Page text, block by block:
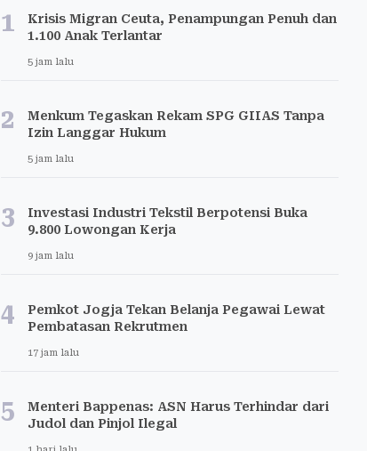
1
Krisis Migran Ceuta, Penampungan Penuh dan
1.100 Anak Terlantar
5 jam lalu
2
Menkum Tegaskan Rekam SPG GIIAS Tanpa
Izin Langgar Hukum
5 jam lalu
3
Investasi Industri Tekstil Berpotensi Buka
9.800 Lowongan Kerja
9 jam lalu
4
Pemkot Jogja Tekan Belanja Pegawai Lewat
Pembatasan Rekrutmen
17 jam lalu
5
Menteri Bappenas: ASN Harus Terhindar dari
Judol dan Pinjol Ilegal